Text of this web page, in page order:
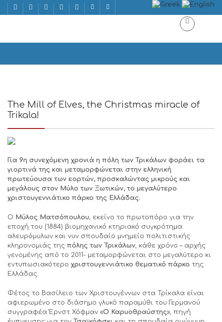
The Mill of Elves, the Christmas miracle of
Trikala!
Για 9η συνεχόμενη χρονιά η πόλη των Τρικάλων φοράει τα
γιορτινά της και μεταμορφώνεται στην ελληνική
πρωτεύουσα των εορτών, προσκαλώντας μικρούς και
μεγάλους στον Μύλο των Ξωτικών, το μεγαλύτερο
χριστουγεννιάτικο πάρκο της Ελλάδας.
Ο Μύλος Ματσόπουλου, εκείνο το πρωτοπόρο για την
εποχή του (1884) βιομηχανικό κτηριακό συγκρότημα
αλευρόμυλων και νυν σπουδαίο μνημείο πολιτιστικής
κληρονομιάς της πόλης των Τρικάλων, κάθε χρόνο – αρχής
γενομένης από το 2011- μεταμορφώνεται στο μεγαλύτερο κι
εντυπωσιακότερο χριστουγεννιάτικο θεματικό πάρκο της
Ελλάδας.
Φέτος το Βασίλειο των Χριστουγέννων στα Τρίκαλα είναι
αφιερωμένο στο διάσημο γλυκό παραμύθι του Γερμανού
συγγραφέα Έρνστ Χόφμαν «Ο Καρυοθραύστης», πηγή